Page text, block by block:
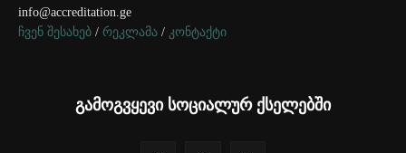
info@accreditation.ge
ჩვენ შესახებ / რეკლამა / კონტაქტი
გამოგვყევი სოციალურ ქსელებში